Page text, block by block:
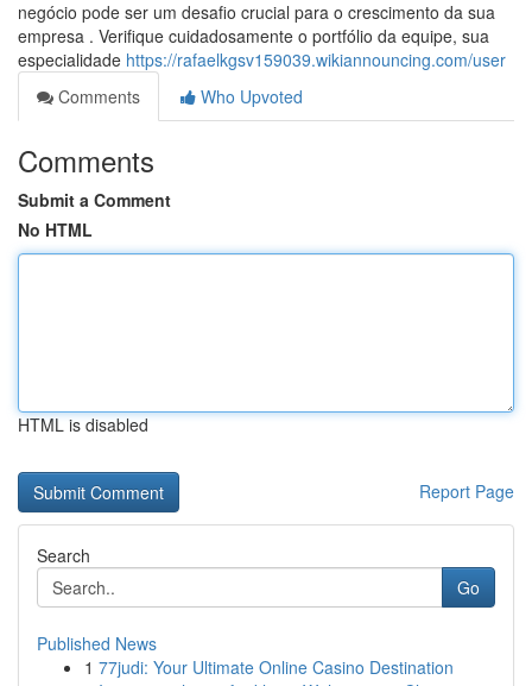
negócio pode ser um desafio crucial para o crescimento da sua
empresa . Verifique cuidadosamente o portfólio da equipe, sua
especialidade https://rafaelkgsv159039.wikiannouncing.com/user
Comments
Who Upvoted
Comments
Submit a Comment
No HTML
HTML is disabled
Report Page
Search
Go
Published News
1 77judi: Your Ultimate Online Casino Destination